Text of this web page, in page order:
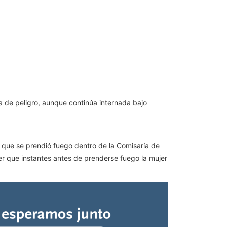
de peligro, aunque continúa internada bajo
se prendió fuego dentro de la Comisaría de
que instantes antes de prenderse fuego la mujer